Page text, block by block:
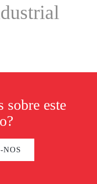
sobre este
NOS